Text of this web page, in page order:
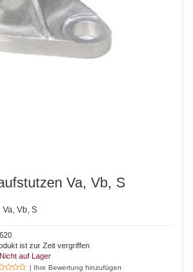
Va, Vb, S
Vb, S
ist zur Zeit vergriffen
Nicht auf Lager
| Ihre Bewertung hinzufügen